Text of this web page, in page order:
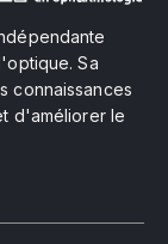
Sa
connaissances
d'améliorer le